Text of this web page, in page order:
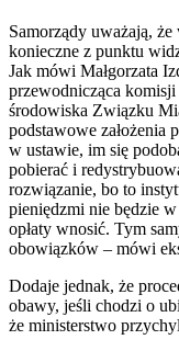
Samorządy uważają,
konieczne z punktu
Jak mówi Małgorzata
przewodnicząca
środowiska Związku
podstawowe założenia
w ustawie, im się
pobierać i
rozwiązanie, bo to
pieniędzmi nie będzie
opłaty wnosić. Tym
obowiązków – mówi
Dodaje jednak, że
obawy, jeśli chodzi o
że ministerstwo